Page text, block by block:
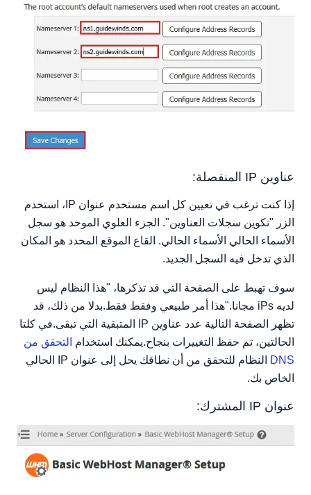
عناوين IP المنفصلة:
إذا كنت ترغب في تعيين كل اسم مستخدم عنوان IP، استخدم
الزر "تكوين سجلات العناوين". الجزء العلوي الموحد هو سجل
الأسماء الحالي الأسماء الحالي. القاع الموقع المحدد هو المكان
الذي تدخل فيه السجل الجديد.
سوف تهبط على الصفحة التي قد تذكرها، "هذا النظام ليس
لديه iPs مجانا."هذا أمر طبيعي وفقط فقط.بدلا من ذلك، قد
تظهر الصفحة التالية عدد عناوين IP المتبقية التي تبقى.في كلتا
الحالتين، تم حفظ التغييرات بنجاح.يمكنك استخدام التحقق من
DNS
النظام للتحقق من أن نطاقك يحل إلى عنوان IP الحالي
الخاص بك.
عنوان IP المشترك: